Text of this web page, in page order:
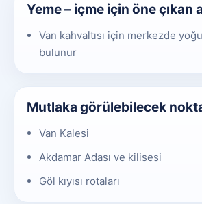
Yeme – içme için öne çıkan
Van kahvaltısı için merkezde
bulunur
Mutlaka görülebilecek
Van Kalesi
Akdamar Adası ve kilisesi
Göl kıyısı rotaları